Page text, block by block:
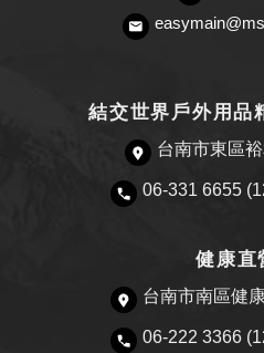
結交世界戶外用品
台南市東區
06-331 6655
健康直
台南市南區健
06-222 3366